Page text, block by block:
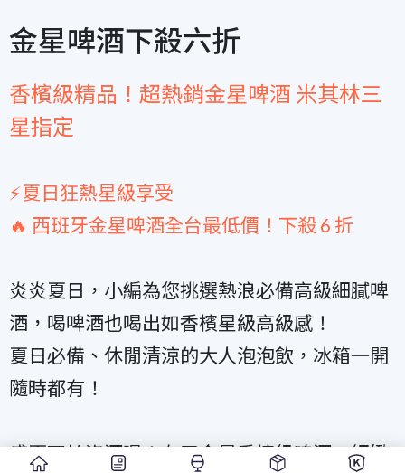
金星啤酒下殺六折
香檳級精品！超熱銷金星啤酒 米其林三
星指定
⚡️夏日狂熱星級享受
🔥 西班牙金星啤酒全台最低價！下殺 6 折
炎炎夏日，小編為您挑選熱浪必備高級細膩啤
酒，喝啤酒也喝出如香檳星級高級感！
夏日必備、休閒清涼的大人泡泡飲，冰箱一開
隨時都有！
盛夏不怕沒酒喝！有了金星香檳級啤酒、細緻